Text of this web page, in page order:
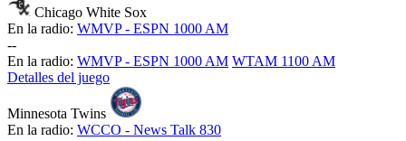
Chicago White Sox
En la radio: WMVP - ESPN 1000 AM
--
En la radio: WMVP - ESPN 1000 AM WTAM 1100 AM
Detalles del juego
Minnesota Twins
En la radio: WCCO - News Talk 830